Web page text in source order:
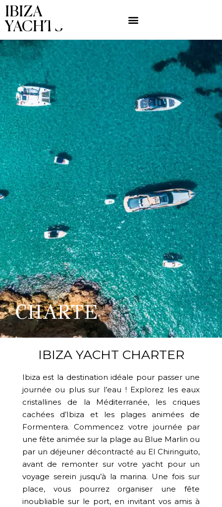
IBIZA
YACHTS
CHARTE
IBIZA YACHT CHARTER
Ibiza est la destination idéale pour passer une
journée ou plus sur l’eau ! Explorez les eaux
cristallines de la Méditerranée, les criques
cachées d’Ibiza et les plages animées de
Formentera. Commencez votre journée par
une fête animée sur la plage au Blue Marlin ou
par un déjeuner décontracté au El Chiringuito,
avant de remonter sur votre yacht pour un
voyage serein jusqu’à la marina. Une fois sur
place, vous pourrez organiser une fête
inoubliable sur le port, en invitant vos amis à